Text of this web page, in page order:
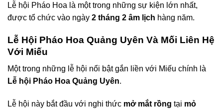
Lễ hội Pháo Hoa là một trong những sự kiện lớn nhất,
được tổ chức vào ngày 2 tháng 2 âm lịch hàng năm.
Lễ Hội Pháo Hoa Quảng Uyên Và Mối Liên Hệ
Với Miếu
Một trong những lễ hội nổi bật gắn liền với Miếu chính là
Lễ hội Pháo Hoa Quảng Uyên.
Lễ hội này bắt đầu với nghi thức mở mắt rồng tại mỏ